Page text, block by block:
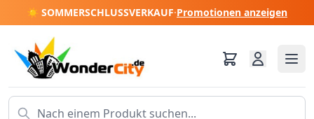
☀️ SOMMERSCHLUSSVERKAUF·Promotionen anzeigen